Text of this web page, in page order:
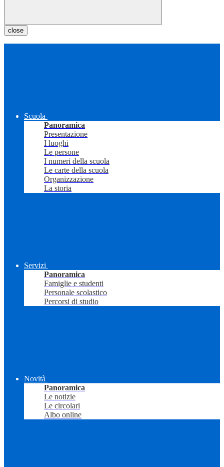
close
Scuola
Panoramica
Presentazione
I luoghi
Le persone
I numeri della scuola
Le carte della scuola
Organizzazione
La storia
Servizi
Panoramica
Famiglie e studenti
Personale scolastico
Percorsi di studio
Novità
Panoramica
Le notizie
Le circolari
Albo online